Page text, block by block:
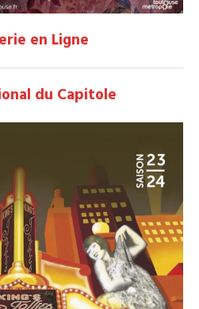
en Ligne
du Capitole